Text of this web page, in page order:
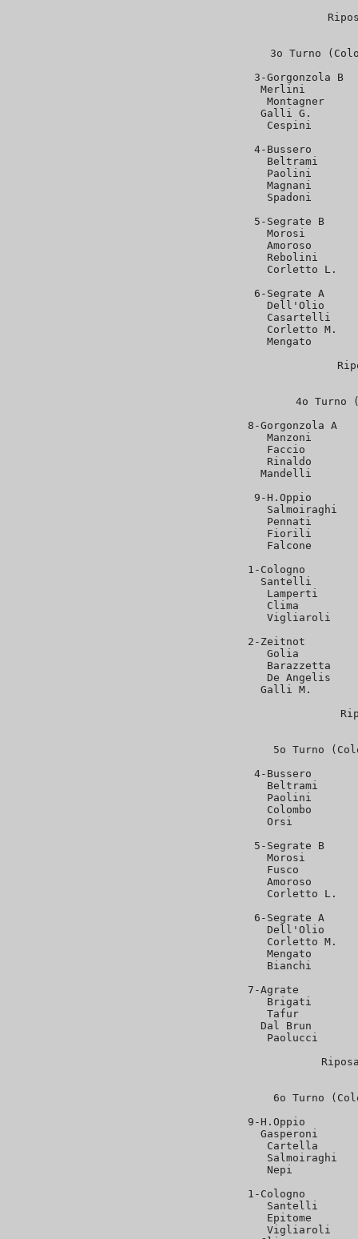
3o Turno
3-Gorgonzola
Merlini
Montagner
Galli G.
Cespini
4-Bussero
Beltrami
Paolini
Magnani
Spadoni
5-Segrate B
Morosi
Amoroso
Rebolini
Corletto L.
6-Segrate A
Dell'Olio
Casartelli
Corletto M.
Mengato
4o Turno
8-Gorgonzola A
Manzoni
Faccio
Rinaldo
Mandelli
9-H.Oppio
Salmoiraghi
Pennati
Fiorili
Falcone
1-Cologno
Santelli
Lamperti
Clima
Vigliaroli
2-Zeitnot        -
Golia
Barazzetta
De Angelis
Galli M.
5o Turno
4-Bussero
Beltrami
Paolini
Colombo
Orsi
5-Segrate B
Morosi
Fusco
Amoroso
Corletto L.
6-Segrate A
Dell'Olio
Corletto M.
Mengato
Bianchi
7-Agrate         -
Brigati
Tafur
Dal Brun
Paolucci
6o Turno
9-H.Oppio
Gasperoni
Cartella
Salmoiraghi
Nepi
1-Cologno
Santelli
Epitome
Vigliaroli